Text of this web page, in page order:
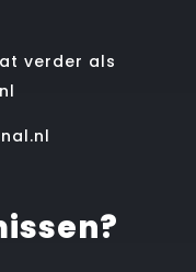
verder als